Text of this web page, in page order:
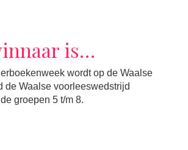
is…
wordt op de Waalse
de Waalse voorleeswedstrijd
groepen 5 t/m 8.